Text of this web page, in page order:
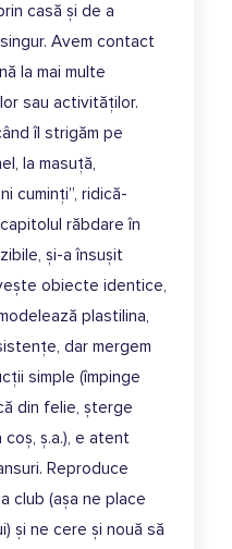
casă și de a
Avem contact
la mai multe
sau activităților.
îl strigăm pe
la masuță,
cuminți”, ridică-
răbdare în
și-a însușit
obiecte identice,
plastilina,
dar mergem
simple (împinge
din felie, șterge
ș.a.), e atent
Reproduce
club (așa ne place
și ne cere și nouă să